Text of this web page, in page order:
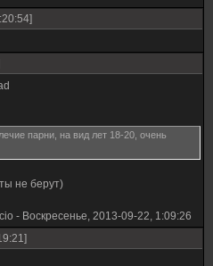
парни, на вид лет 18-20, очень
не берут)
- Воскресенье, 2013-09-22, 1:09:26